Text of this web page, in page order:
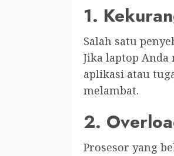
1.
Salah satu
Jika laptop
aplikasi atau
melambat.
2.
Prosesor yang